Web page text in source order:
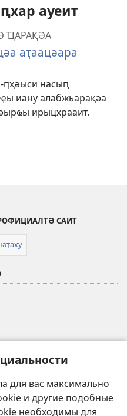
для вас максимально
и другие подобные
необходимы для
ауеит
ҴАРАҚӘА
аҭаацәара
ԥҳәыси насыԥ
иану алабжьарақәа
ирыцхрааит.
САИТ